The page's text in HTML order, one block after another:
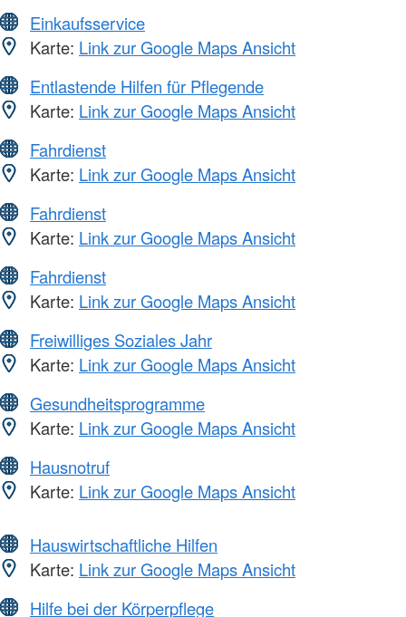
Einkaufsservice
Karte: Link zur Google Maps Ansicht
Entlastende Hilfen für Pflegende
Karte: Link zur Google Maps Ansicht
Fahrdienst
Karte: Link zur Google Maps Ansicht
Fahrdienst
Karte: Link zur Google Maps Ansicht
Fahrdienst
Karte: Link zur Google Maps Ansicht
Freiwilliges Soziales Jahr
Karte: Link zur Google Maps Ansicht
Gesundheitsprogramme
Karte: Link zur Google Maps Ansicht
Hausnotruf
Karte: Link zur Google Maps Ansicht
Hauswirtschaftliche Hilfen
Karte: Link zur Google Maps Ansicht
Hilfe bei der Körperpflege